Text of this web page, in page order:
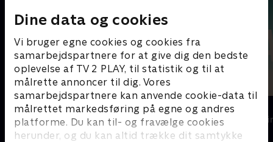
Dine data og cookies
Vi bruger egne cookies og cookies fra
samarbejdspartnere for at give dig den bedste
oplevelse af TV 2 PLAY, til statistik og til at
målrette annoncer til dig. Vores
samarbejdspartnere kan anvende cookie-data til
målrettet markedsføring på egne og andres
platforme. Du kan til- og fravælge cookies
herunder, og du kan altid trække dit samtykke
Top Dog
Krimi & Spænding • 1 sæsoner
The Au Pair
Krimi &